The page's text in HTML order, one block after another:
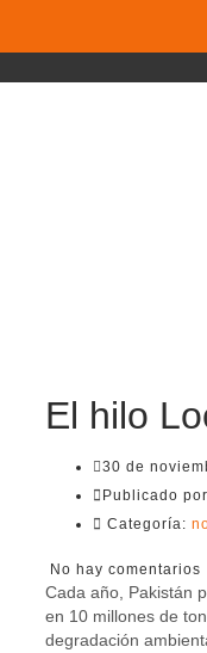
El hilo
30 de
Publicado
Categoría:
No hay comentarios
Cada año, Pakistán
en 10 millones de
degradación